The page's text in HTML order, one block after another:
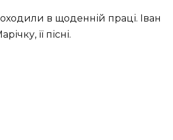
в щоденній праці. Іван
її пісні.